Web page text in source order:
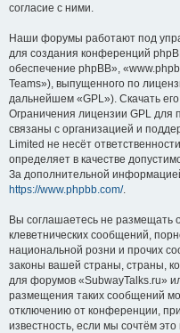
согласие с ними.
Наши форумы работают под
для создания конференций
обеспечение phpBB»,
Teams»), выпущенного по
дальнейшем «GPL»). Скачать
Ограничения лицензии GPL для
связаны с организацией и
Limited не несёт
определяет в качестве
За дополнительной
https://www.phpbb.com/.
Вы соглашаетесь не размещать
клеветнических сообщений,
национальной розни и прочих
законы вашей страны, страны,
для форумов «SubwayTalks.ru»
размещения таких сообщений
отключению от конференции,
известность, если мы сочтём